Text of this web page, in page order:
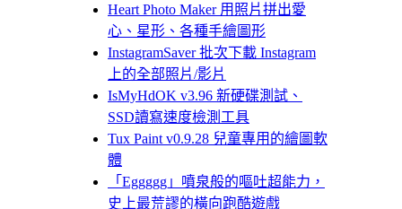
Heart Photo Maker 用照片拼出愛
心、星形、各種手繪圖形
InstagramSaver 批次下載 Instagram
上的全部照片/影片
IsMyHdOK v3.96 新硬碟測試、
SSD讀寫速度檢測工具
Tux Paint v0.9.28 兒童專用的繪圖軟
體
「Eggggg」噴泉般的嘔吐超能力，
史上最荒謬的橫向跑酷遊戲